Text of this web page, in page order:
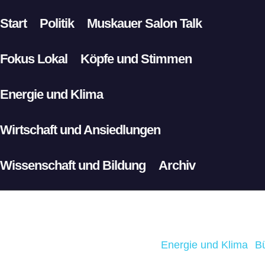
Start Politik Muskauer Salon Talk
Fokus Lokal Köpfe und Stimmen
Energie und Klima
Wirtschaft und Ansiedlungen
Wissenschaft und Bildung Archiv
Energie und Klima